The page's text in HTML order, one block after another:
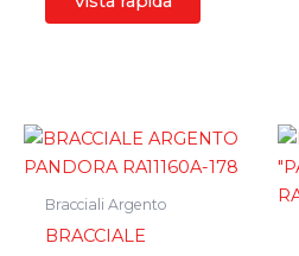
Bracciali Argento
BRACCIALE